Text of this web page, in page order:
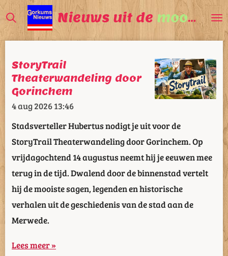
Ga
direct
naar
de
hoofdinhoud
Nieuws uit de mooiste
StoryTrail
Theaterwandeling door
Gorinchem
4 aug 202613:46
Stadsverteller Hubertus nodigt je uit voor de
StoryTrail Theaterwandeling door Gorinchem. Op
vrijdagochtend 14 augustus neemt hij je eeuwen mee
terug in de tijd. Dwalend door de binnenstad vertelt
hij de mooiste sagen, legenden en historische
verhalen uit de geschiedenis van de stad aan de
Merwede.
Lees meer »